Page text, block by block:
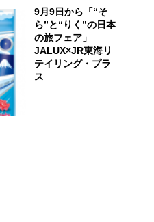
9月9日から「“そ
ら”と“りく”の日本
の旅フェア」
JALUX×JR東海リ
テイリング・プラ
ス